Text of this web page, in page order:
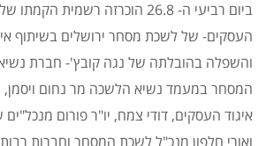
ביום רביעי ה- 26.8 הוכרזה רשמית
העסקים- של לשכת מסחר ירושלים בשיתוף
והשפלה בהובלתה של נגה קובץ'- חברת
המסחר במעמד נשיא הלשכה מר נחום ויסמן,
איגוד העסקים, דודי צמח, יו"ר פורום
ואורי חלפון מנכ"ל לשכת המסחר וחברות